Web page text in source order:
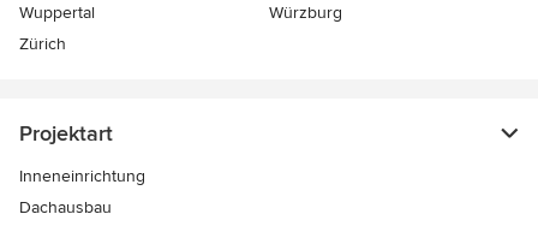
Wuppertal
Würzburg
Zürich
Projektart
Inneneinrichtung
Dachausbau